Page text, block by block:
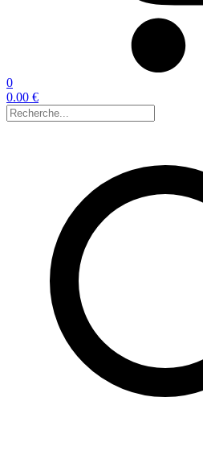
0
0.00 €